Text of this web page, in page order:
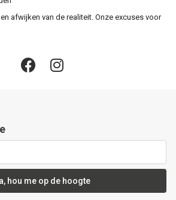
afwijken van de realiteit. Onze excuses voor
hou me op de hoogte